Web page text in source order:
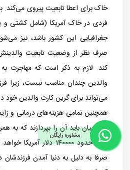
خاک برای اعطا تابعیت پیروی می‌کند.
فردی در خاک آمریکا (شامل کشتی و
جغرافیایی این کشور باشد، نیز
صرف نظر از وضعیت تابعیت
کند. لازم به ذکر است که مهاجرت به
می‌تواند برای گرین کارت والدین
همچنین تمامی هزینه‌های درمانی و
متقاضیان باید آن را بپردازند که به
تولد حدود 140000 دلار
صرفا به دلیل به دنیا آمدن
مشاوره رایگان